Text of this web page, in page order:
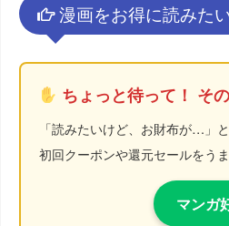
漫画をお得に読みた
ちょっと待って！ そ
「読みたいけど、お財布が…」
初回クーポンや還元セールをうま
マンガ